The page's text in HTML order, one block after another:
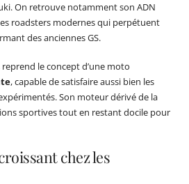
On retrouve notamment son ADN
roadsters modernes qui perpétuent
des anciennes GS.
reprend le concept d’une moto
, capable de satisfaire aussi bien les
Son moteur dérivé de la
sportives tout en restant docile pour
chez les